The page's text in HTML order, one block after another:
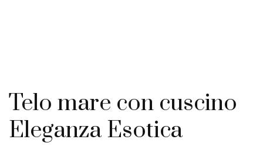
Telo mare con cuscino
Eleganza Esotica